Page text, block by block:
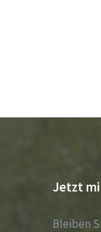
Jetzt
Bleiben